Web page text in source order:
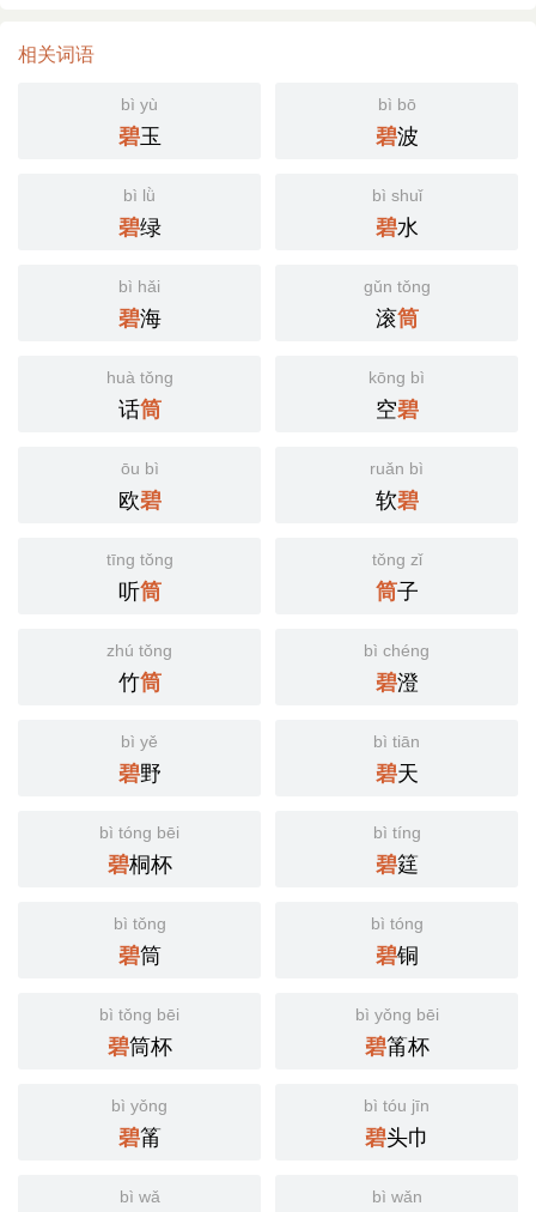
相关词语
bì yù
碧玉
bì bō
碧波
bì lǜ
碧绿
bì shuǐ
碧水
bì hǎi
碧海
gǔn tǒng
滚筒
huà tǒng
话筒
kōng bì
空碧
ōu bì
欧碧
ruǎn bì
软碧
tīng tǒng
听筒
tǒng zǐ
筒子
zhú tǒng
竹筒
bì chéng
碧澄
bì yě
碧野
bì tiān
碧天
bì tóng bēi
碧桐杯
bì tíng
碧筳
bì tǒng
碧筒
bì tóng
碧铜
bì tǒng bēi
碧筒杯
bì yǒng bēi
碧筩杯
bì yǒng
碧筩
bì tóu jīn
碧头巾
bì wǎ bì wǎn